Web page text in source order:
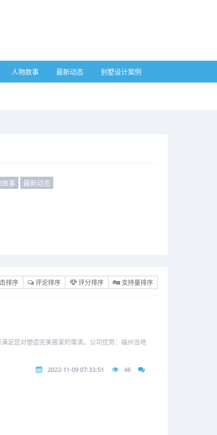
人物故事 最新动态 别墅设计案例
故事
最新动态
排序 评论排序 评分排序 支持量排序
足您对塑造完美居家的需求。公司优势：福州当地
2022-11-09 07:33:51 46